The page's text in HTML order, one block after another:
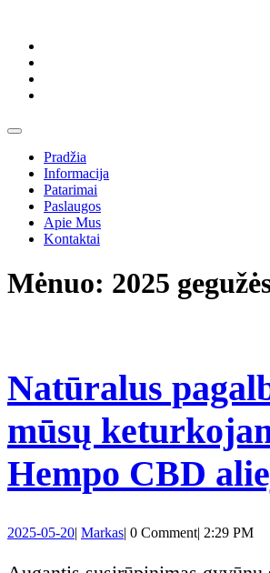
content
Skip
content
Open
ButtonPradžia
Informacija
Patarimai
Paslaugos
Apie Mus
Kontaktai
Button
Mėnuo: 2025
Natūralus
mūsų
Hempo CBD
2025-05-202025-
| MarkasMarkas
| 0 Comment| 2:29 PM